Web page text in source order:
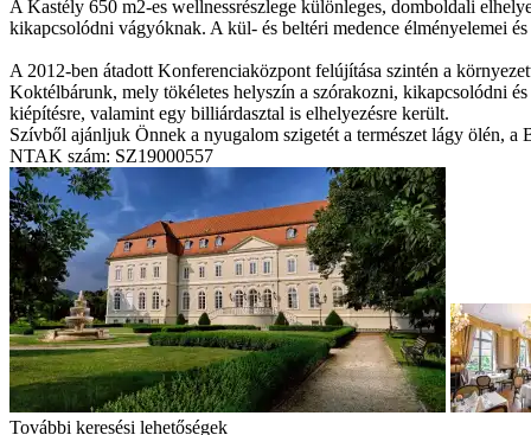
A Kastély 650 m2-es wellnessrészlege különleges, domboldali
kikapcsolódni vágyóknak. A kül- és beltéri medence élményelemei
A 2012-ben átadott Konferenciaközpont felújítása szintén a
Koktélbárunk, mely tökéletes helyszín a szórakozni, kikapcsolódni
kiépítésre, valamint egy billiárdasztal is elhelyezésre került.
Szívből ajánljuk Önnek a nyugalom szigetét a természet lágy ölén, a
NTAK szám: SZ19000557
További keresési lehetőségek